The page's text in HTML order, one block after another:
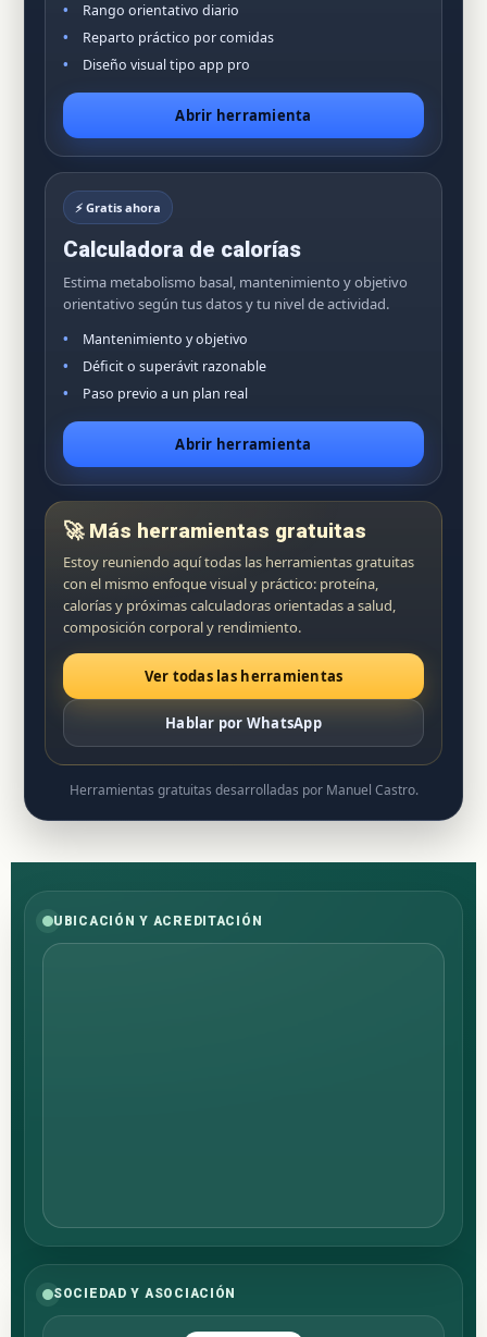
Rango orientativo diario
Reparto práctico por comidas
Diseño visual tipo app pro
Abrir herramienta
⚡ Gratis ahora
Calculadora de calorías
Estima metabolismo basal, mantenimiento y objetivo
orientativo según tus datos y tu nivel de actividad.
Mantenimiento y objetivo
Déficit o superávit razonable
Paso previo a un plan real
Abrir herramienta
🚀 Más herramientas gratuitas
Estoy reuniendo aquí todas las herramientas gratuitas
con el mismo enfoque visual y práctico: proteína,
calorías y próximas calculadoras orientadas a salud,
composición corporal y rendimiento.
Ver todas las herramientas
Hablar por WhatsApp
Herramientas gratuitas desarrolladas por Manuel Castro.
UBICACIÓN Y ACREDITACIÓN
SOCIEDAD Y ASOCIACIÓN